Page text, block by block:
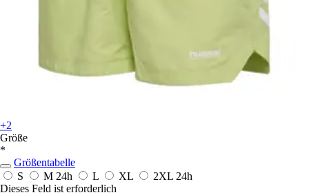
+2
Größe
*
Größentabelle
S
M 24h L XL 2XL 24h
Dieses Feld ist erforderlich